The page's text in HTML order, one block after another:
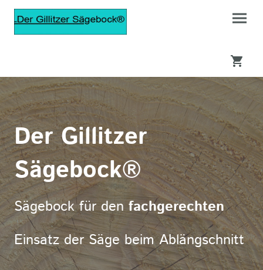
Der Gillitzer
Sägebock®
Sägebock für denfachgerechten
Einsatz der Säge beim Ablängschnitt